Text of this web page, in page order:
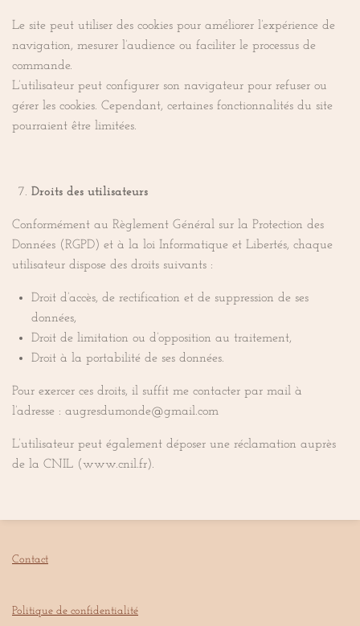
Le site peut utiliser des cookies pour améliorer l’expérience de
navigation, mesurer l’audience ou faciliter le processus de
commande.
L’utilisateur peut configurer son navigateur pour refuser ou
gérer les cookies. Cependant, certaines fonctionnalités du site
pourraient être limitées.
Droits des utilisateurs
Conformément au Règlement Général sur la Protection des
Données (RGPD) et à la loi Informatique et Libertés, chaque
utilisateur dispose des droits suivants :
Droit d’accès, de rectification et de suppression de ses
données,
Droit de limitation ou d’opposition au traitement,
Droit à la portabilité de ses données.
Pour exercer ces droits, il suffit me contacter par mail à
l’adresse : augresdumonde@gmail.com
L’utilisateur peut également déposer une réclamation auprès
de la CNIL (www.cnil.fr).
Contact
Politique de confidentialité